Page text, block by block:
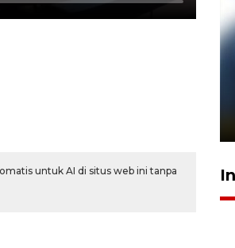
untuk AI di situs web ini tanpa